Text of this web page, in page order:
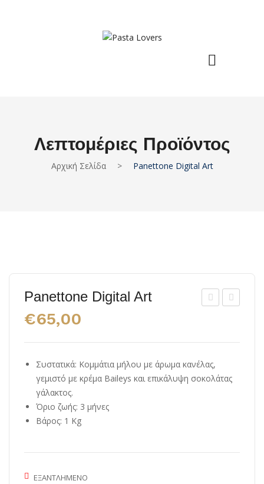
Λεπτομέριες Προϊόντος
Αρχική Σελίδα > Panettone Digital Art
ne
di
g
Panettone Digital Art
€65,00
Συστατικά: Κομμάτια μήλου με άρωμα κανέλας,
γεμιστό με κρέμα Baileys και επικάλυψη σοκολάτας
γάλακτος.
Όριο ζωής: 3 μήνες
Βάρος: 1 Kg
ΕΞΑΝΤΛΗΜΈΝΟ